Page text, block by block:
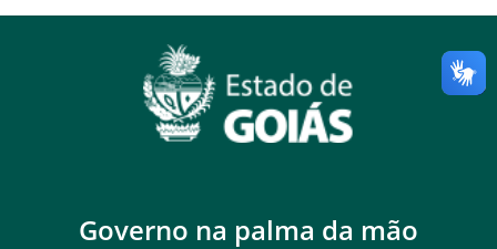
Governo na palma da mão